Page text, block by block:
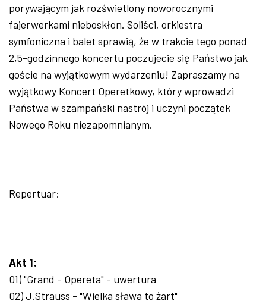
porywającym jak rozświetlony noworocznymi
fajerwerkami nieboskłon. Soliści, orkiestra
symfoniczna i balet sprawią, że w trakcie tego ponad
2,5-godzinnego koncertu poczujecie się Państwo jak
goście na wyjątkowym wydarzeniu! Zapraszamy na
wyjątkowy Koncert Operetkowy, który wprowadzi
Państwa w szampański nastrój i uczyni początek
Nowego Roku niezapomnianym.
Repertuar:
Akt 1:
01) "Grand - Opereta" - uwertura
02) J.Strauss - "Wielka sława to żart"